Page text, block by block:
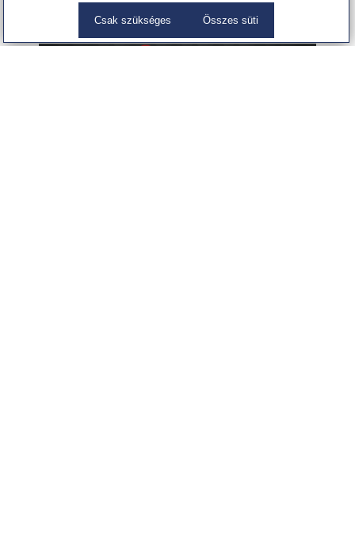
Csak szükséges Összes süti
Partnereink